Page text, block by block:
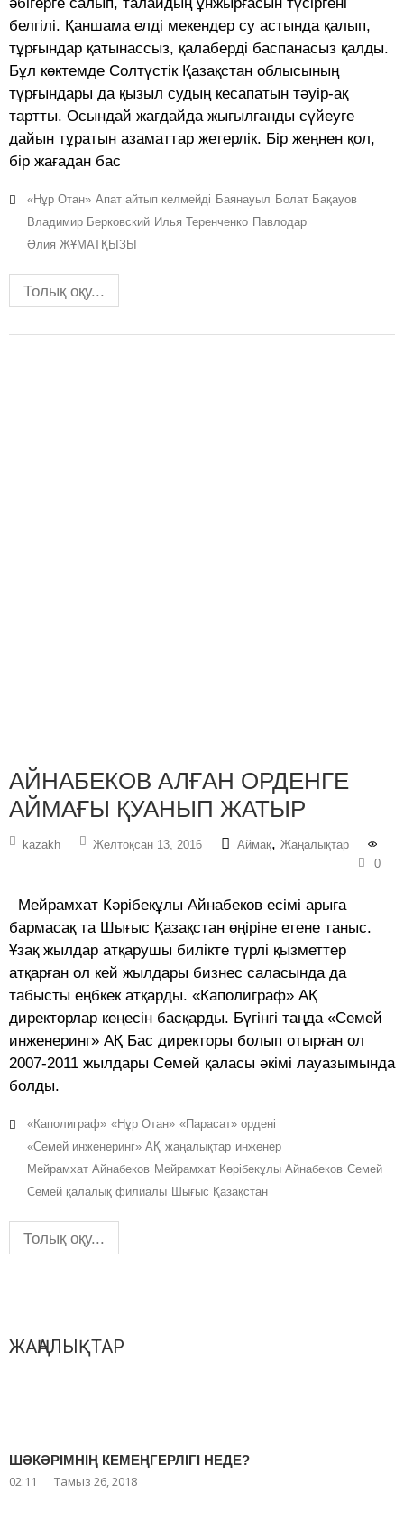
белгілі. Қаншама елді мекендер су астында қалып,
тұрғындар қатынассыз, қалаберді баспанасыз қалды.
Бұл көктемде Солтүстік Қазақстан облысының
тұрғындары да қызыл судың кесапатын тәуір-ақ
тартты. Осындай жағдайда жығылғанды сүйеуге
дайын тұратын азаматтар жетерлік. Бір жеңнен қол,
бір жағадан бас
«Нұр Отан» Апат айтып келмейді Баянауыл Болат Бақауов
Владимир Берковский Илья Теренченко Павлодар
Әлия ЖҰМАТҚЫЗЫ
Толық оқу...
АЙНАБЕКОВ АЛҒАН ОРДЕНГЕ
АЙМАҒЫ ҚУАНЫП ЖАТЫР
kazakh Желтоқсан 13, 2016 Аймақ, Жаңалықтар
0
Мейрамхат Кәрібекұлы Айнабеков есімі арыға
бармасақ та Шығыс Қазақстан өңіріне етене таныс.
Ұзақ жылдар атқарушы билікте түрлі қызметтер
атқарған ол кей жылдары бизнес саласында да
табысты еңбкек атқарды. «Каполиграф» АҚ
директорлар кеңесін басқарды. Бүгінгі таңда «Семей
инженеринг» АҚ Бас директоры болып отырған ол
2007-2011 жылдары Семей қаласы әкімі лауазымында
болды.
«Каполиграф» «Нұр Отан» «Парасат» ордені
«Семей инженеринг» АҚ жаңалықтар инженер
Мейрамхат Айнабеков Мейрамхат Кәрібекұлы Айнабеков Семей
Семей қалалық филиалы Шығыс Қазақстан
Толық оқу...
ЖАҢАЛЫҚТАР
ШӘКӘРІМНІҢ КЕМЕҢГЕРЛІГІ НЕДЕ?
02:11 Тамыз 26, 2018